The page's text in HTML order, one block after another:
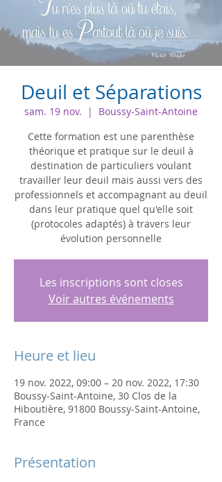
Deuil et Séparations
sam. 19 nov.
  |
Boussy-Saint-Antoine
Cette formation est une parenthèse
théorique et pratique sur le deuil à
destination de particuliers voulant
travailler leur deuil mais aussi vers des
professionnels et accompagnant au deuil
dans leur pratique quel qu'elle soit
(protocoles adaptés) à travers leur
évolution personnelle
Les inscriptions sont closes
Voir autres événements
Heure et lieu
19 nov. 2022, 09:00 – 20 nov. 2022, 17:30
Boussy-Saint-Antoine, 30 Clos de la
Hiboutière, 91800 Boussy-Saint-Antoine,
France
Présentation